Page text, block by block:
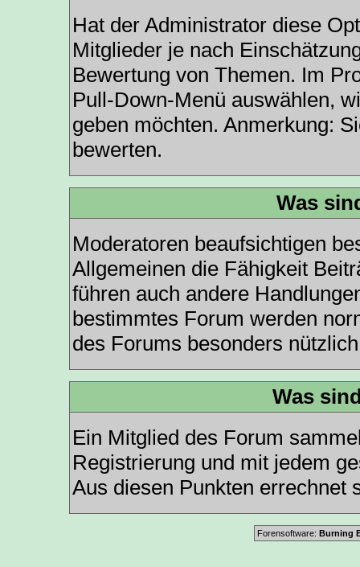
Hat der Administrator diese
Mitglieder je nach
Bewertung von Themen. Im
Pull-Down-Menü auswählen,
geben möchten. Anmerkung:
bewerten.
Was
Moderatoren beaufsichtigen
Allgemeinen die Fähigkeit
führen auch andere
bestimmtes Forum werden
des Forums besonders
Was
Ein Mitglied des Forum
Registrierung und mit jedem
Aus diesen Punkten errechnet
Forensoftware: Burning